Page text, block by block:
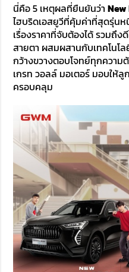
นี่คือ 5 เหตุผลที่ยืนยันว่าNew
ไฮบริดเอสยูวีที่คุ้มค่าที่สุดรุ่น
เรื่องราคาที่จับต้องได้ รวมถึ
สายตา ผสมผสานกับเทคโนโ
กว้างขวางตอบโจทย์ทุกความ
เกรท วอลล์ มอเตอร์ มอบให้
ครอบคลุม